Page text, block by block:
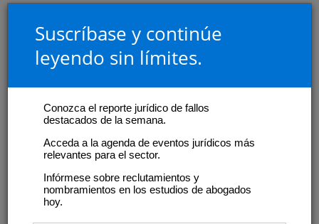
Suscríbase y continúe
leyendo sin límites.
Conozca el reporte jurídico de fallos
destacados de la semana.
Acceda a la agenda de eventos jurídicos más
relevantes para el sector.
Infórmese sobre reclutamientos y
nombramientos en los estudios de abogados
hoy.